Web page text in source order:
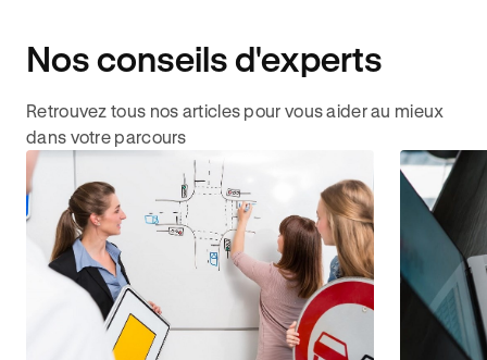
Nos conseils d'experts
Retrouvez tous nos articles pour vous aider au mieux
dans votre parcours